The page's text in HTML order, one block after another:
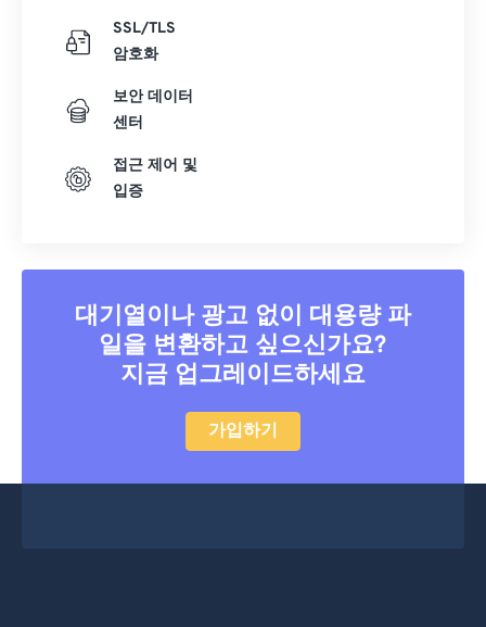
SSL/TLS
암호화
보안 데이터
센터
접근 제어 및
입증
대기열이나 광고 없이 대용량 파
일을 변환하고 싶으신가요?
지금 업그레이드하세요
가입하기